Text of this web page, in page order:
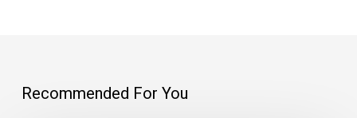
Recommended For You